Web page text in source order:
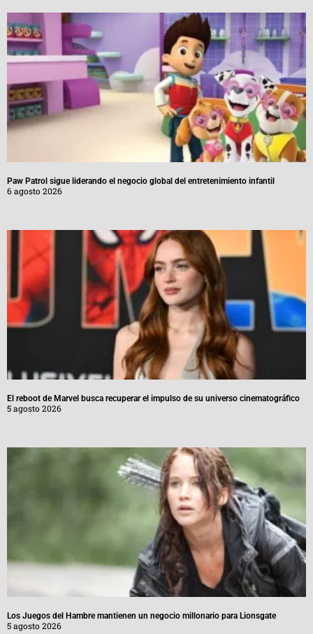
Paw Patrol sigue liderando el negocio global del entretenimiento infantil
6 agosto 2026
El reboot de Marvel busca recuperar el impulso de su universo cinematográfico
5 agosto 2026
Los Juegos del Hambre mantienen un negocio millonario para Lionsgate
5 agosto 2026